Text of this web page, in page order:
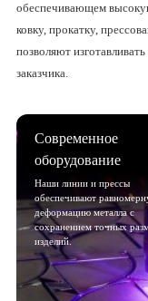
обеспечивающем
ковку, прокатку,
позволяют
заказчика.
Современное
оборудование
Наши линии и прессы
обеспечивают
деформацию металла с
сохранением точных
изделий.